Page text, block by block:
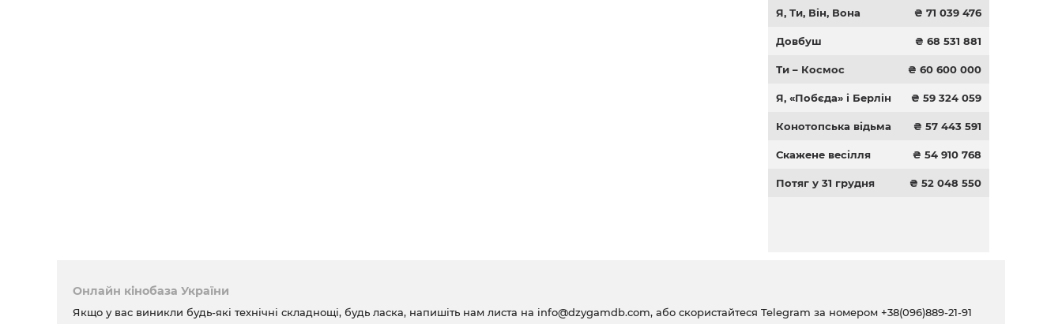
Я, Ти, Він, Вона ₴ 71 039 476
Довбуш ₴ 68 531 881
Ти – Космос ₴ 60 600 000
Я, «Побєда» і Берлін ₴ 59 324 059
Конотопська відьма ₴ 57 443 591
Скажене весілля ₴ 54 910 768
Потяг у 31 грудня ₴ 52 048 550
Онлайн кінобаза України
Якщо у вас виникли будь-які технічні складнощі, будь ласка, напишіть нам листа на info@dzygamdb.com, або скористайтеся Telegram за номером +38(096)889-21-91